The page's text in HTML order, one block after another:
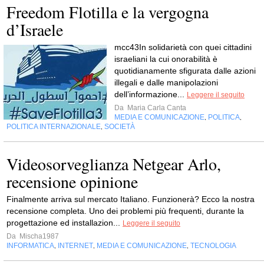
Freedom Flotilla e la vergogna
d’Israele
mcc43In solidarietà con quei cittadini
israeliani la cui onorabilità è
quotidianamente sfigurata dalle azioni
illegali e dalle manipolazioni
dell’informazione...
Leggere il seguito
Da Maria Carla Canta
MEDIA E COMUNICAZIONE POLITICA
POLITICA INTERNAZIONALE SOCIETÀ
Videosorveglianza Netgear Arlo,
recensione opinione
Finalmente arriva sul mercato Italiano. Funzionerà? Ecco la nostra
recensione completa. Uno dei problemi più frequenti, durante la
progettazione ed installazion...
Leggere il seguito
Da Mischa1987
INFORMATICA
INTERNET MEDIA E COMUNICAZIONE TECNOLOGIA